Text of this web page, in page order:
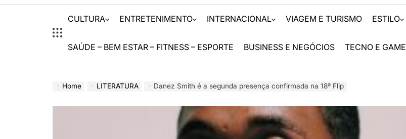
CULTURA ENTRETENIMENTO INTERNACIONAL VIAGEM E TURISMO ESTILO
SAÚDE – BEM ESTAR – FITNESS – ESPORTE BUSINESS E NEGÓCIOS TECNO E GAME
Home LITERATURA Danez Smith é a segunda presença confirmada na 18ª Flip